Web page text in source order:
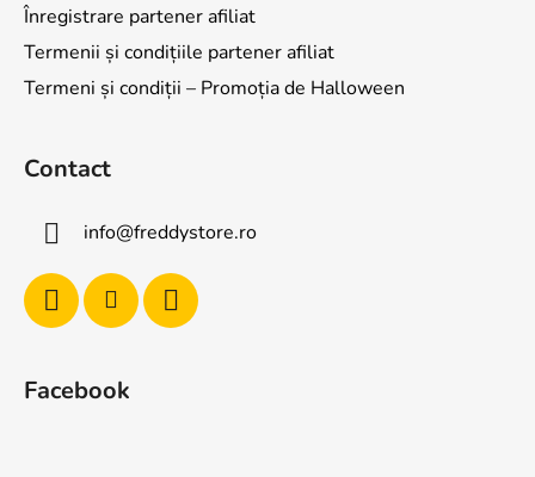
Înregistrare partener afiliat
Termenii și condițiile partener afiliat
Termeni și condiții – Promoția de Halloween
Contact
info@freddystore.ro
Facebook